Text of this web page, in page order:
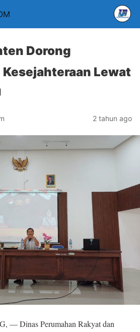
Dorong
Lewat
2 tahun ago
— Dinas Perumahan Rakyat dan